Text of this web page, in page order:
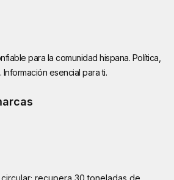
para la comunidad hispana. Política,
esencial para ti.
recupera 30 toneladas de